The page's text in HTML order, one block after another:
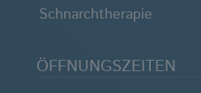
Schnarchtherapie
ÖFFNUNGSZEITEN